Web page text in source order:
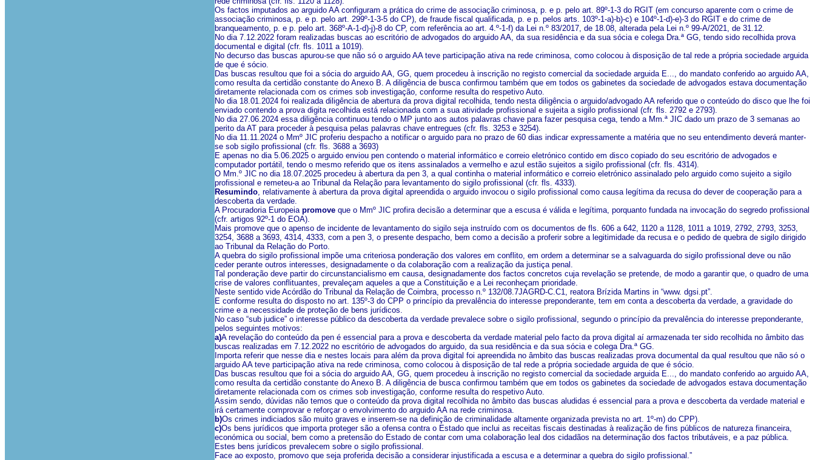
Os factos imputados ao arguido AA configuram a prática do crime de associação criminosa, p. e p. pelo art. 89º-1-3 do RGIT (em concurso aparente com o crime de
associação criminosa, p. e p. pelo art. 299º-1-3-5 do CP), de fraude fiscal qualificada, p. e p. pelos arts. 103º-1-a)-b)-c) e 104º-1-d)-e)-3 do RGIT e do crime de
branqueamento, p. e p. pelo art. 368º-A-1-d)-j)-8 do CP, com referência ao art. 4.º-1-f) da Lei n.º 83/2017, de 18.08, alterada pela Lei n.º 99-A/2021, de 31.12.
No dia 7.12.2022 foram realizadas buscas ao escritório de advogados do arguido AA, da sua residência e da sua sócia e colega Dra.ª GG, tendo sido recolhida prova
documental e digital (cfr. fls. 1011 a 1019).
No decurso das buscas apurou-se que não só o arguido AA teve participação ativa na rede criminosa, como colocou à disposição de tal rede a própria sociedade arguida
de que é sócio.
Das buscas resultou que foi a sócia do arguido AA, GG, quem procedeu à inscrição no registo comercial da sociedade arguida E..., do mandato conferido ao arguido AA,
como resulta da certidão constante do Anexo B. A diligência de busca confirmou também que em todos os gabinetes da sociedade de advogados estava documentação
diretamente relacionada com os crimes sob investigação, conforme resulta do respetivo Auto.
No dia 18.01.2024 foi realizada diligência de abertura da prova digital recolhida, tendo nesta diligência o arguido/advogado AA referido que o conteúdo do disco que lhe foi
enviado contendo a prova digita recolhida está relacionada com a sua atividade profissional e sujeita a sigilo profissional (cfr. fls. 2792 e 2793).
No dia 27.06.2024 essa diligência continuou tendo o MP junto aos autos palavras chave para fazer pesquisa cega, tendo a Mm.ª JIC dado um prazo de 3 semanas ao
perito da AT para proceder à pesquisa pelas palavras chave entregues (cfr. fls. 3253 e 3254).
No dia 11.11.2024 o Mmº JIC proferiu despacho a notificar o arguido para no prazo de 60 dias indicar expressamente a matéria que no seu entendimento deverá manter-
se sob sigilo profissional (cfr. fls. 3688 a 3693)
E apenas no dia 5.06.2025 o arguido enviou pen contendo o material informático e correio eletrónico contido em disco copiado do seu escritório de advogados e
computador portátil, tendo o mesmo referido que os itens assinalados a vermelho e azul estão sujeitos a sigilo profissional (cfr. fls. 4314).
O Mm.º JIC no dia 18.07.2025 procedeu à abertura da pen 3, a qual continha o material informático e correio eletrónico assinalado pelo arguido como sujeito a sigilo
profissional e remeteu-a ao Tribunal da Relação para levantamento do sigilo profissional (cfr. fls. 4333).
Resumindo, relativamente à abertura da prova digital apreendida o arguido invocou o sigilo profissional como causa legítima da recusa do dever de cooperação para a
descoberta da verdade.
A Procuradoria Europeia promove que o Mmº JIC profira decisão a determinar que a escusa é válida e legítima, porquanto fundada na invocação do segredo profissional
(cfr. artigos 92º-1 do EOA).
Mais promove que o apenso de incidente de levantamento do sigilo seja instruído com os documentos de fls. 606 a 642, 1120 a 1128, 1011 a 1019, 2792, 2793, 3253,
3254, 3688 a 3693, 4314, 4333, com a pen 3, o presente despacho, bem como a decisão a proferir sobre a legitimidade da recusa e o pedido de quebra de sigilo dirigido
ao Tribunal da Relação do Porto.
A quebra do sigilo profissional impõe uma criteriosa ponderação dos valores em conflito, em ordem a determinar se a salvaguarda do sigilo profissional deve ou não
ceder perante outros interesses, designadamente o da colaboração com a realização da justiça penal.
Tal ponderação deve partir do circunstancialismo em causa, designadamente dos factos concretos cuja revelação se pretende, de modo a garantir que, o quadro de uma
crise de valores conflituantes, prevaleçam aqueles a que a Constituição e a Lei reconheçam prioridade.
Neste sentido vide Acórdão do Tribunal da Relação de Coimbra, processo n.º 132/08.7JAGRD-C.C1, reatora Brízida Martins in “www. dgsi.pt”.
E conforme resulta do disposto no art. 135º-3 do CPP o princípio da prevalência do interesse preponderante, tem em conta a descoberta da verdade, a gravidade do
crime e a necessidade de proteção de bens jurídicos.
No caso “sub judice” o interesse público da descoberta da verdade prevalece sobre o sigilo profissional, segundo o princípio da prevalência do interesse preponderante,
pelos seguintes motivos:
a)A revelação do conteúdo da pen é essencial para a prova e descoberta da verdade material pelo facto da prova digital aí armazenada ter sido recolhida no âmbito das
buscas realizadas em 7.12.2022 no escritório de advogados do arguido, da sua residência e da sua sócia e colega Dra.ª GG.
Importa referir que nesse dia e nestes locais para além da prova digital foi apreendida no âmbito das buscas realizadas prova documental da qual resultou que não só o
arguido AA teve participação ativa na rede criminosa, como colocou à disposição de tal rede a própria sociedade arguida de que é sócio.
Das buscas resultou que foi a sócia do arguido AA, GG, quem procedeu à inscrição no registo comercial da sociedade arguida E..., do mandato conferido ao arguido AA,
como resulta da certidão constante do Anexo B. A diligência de busca confirmou também que em todos os gabinetes da sociedade de advogados estava documentação
diretamente relacionada com os crimes sob investigação, conforme resulta do respetivo Auto.
Assim sendo, dúvidas não temos que o conteúdo da prova digital recolhida no âmbito das buscas aludidas é essencial para a prova e descoberta da verdade material e
irá certamente comprovar e reforçar o envolvimento do arguido AA na rede criminosa.
b)Os crimes indiciados são muito graves e inserem-se na definição de criminalidade altamente organizada prevista no art. 1º-m) do CPP).
c)Os bens jurídicos que importa proteger são a ofensa contra o Estado que inclui as receitas fiscais destinadas à realização de fins públicos de natureza financeira,
económica ou social, bem como a pretensão do Estado de contar com uma colaboração leal dos cidadãos na determinação dos factos tributáveis, e a paz pública.
Estes bens jurídicos prevalecem sobre o sigilo profissional.
Face ao exposto, promovo que seja proferida decisão a considerar injustificada a escusa e a determinar a quebra do sigilo profissional.”